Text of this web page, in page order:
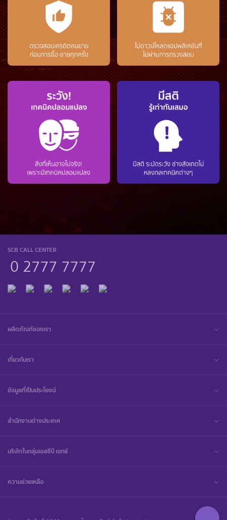
SCB CALL CENTER
0 2777 7777
ผลิตภัณฑ์ของเรา
เกี่ยวกับเรา
ข้อมูลที่เป็นประโยชน์
สำนักงานต่างประเทศ
บริษัทในกลุ่มเอสซีบี เอกซ์
ความช่วยเหลือ